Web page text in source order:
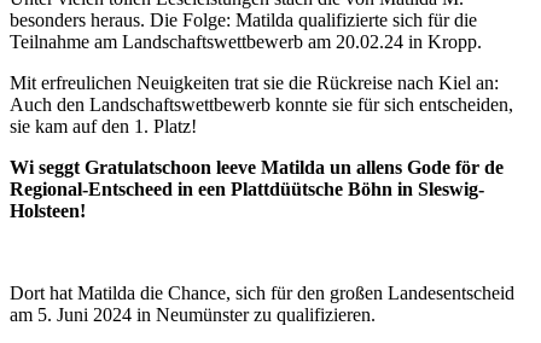
besonders heraus. Die Folge: Matilda qualifizierte sich für die
Teilnahme am Landschaftswettbewerb am 20.02.24 in Kropp.
Mit erfreulichen Neuigkeiten trat sie die Rückreise nach Kiel an:
Auch den Landschaftswettbewerb konnte sie für sich entscheiden,
sie kam auf den 1. Platz!
Wi seggt Gratulatschoon leeve Matilda un allens Gode för de
Regional-Entscheed in een Plattdüütsche Böhn in Sleswig-
Holsteen!
Dort hat Matilda die Chance, sich für den großen Landesentscheid
am 5. Juni 2024 in Neumünster zu qualifizieren.